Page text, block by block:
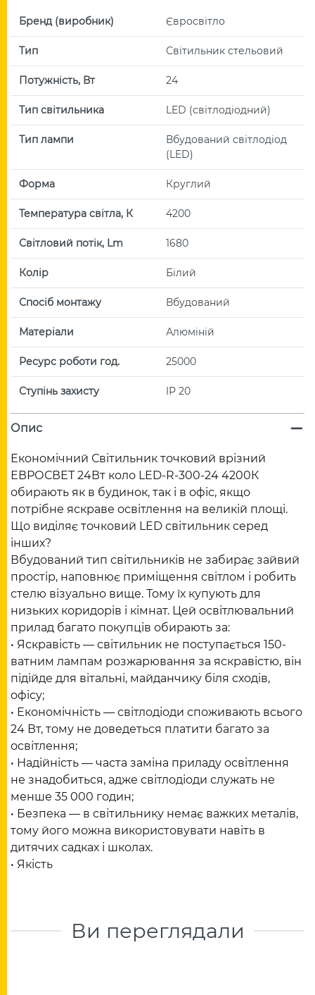
Бренд (виробник) Євросвітло
Тип Світильник стельовий
Потужність, Вт 24
Тип світильника LED (світлодіодний)
Тип лампи
Вбудований світлодіод
(LED)
Форма Круглий
Температура світла, К 4200
Світловий потік, Lm 1680
Колір Білий
Спосіб монтажу Вбудований
Матеріали Алюміній
Ресурс роботи год. 25000
Ступінь захисту IP 20
Опис
Економічний Світильник точковий врізний
ЕВРОСВЕТ 24Вт коло LED-R-300-24 4200К
обирають як в будинок, так і в офіс, якщо
потрібне яскраве освітлення на великій площі.
Що виділяє точковий LED світильник серед
інших?
Вбудований тип світильників не забирає зайвий
простір, наповнює приміщення світлом і робить
стелю візуально вище. Тому їх купують для
низьких коридорів і кімнат. Цей освітлювальний
прилад багато покупців обирають за:
• Яскравість — світильник не поступається 150-
ватним лампам розжарювання за яскравістю, він
підійде для вітальні, майданчику біля сходів,
офісу;
• Економічність — світлодіоди споживають всього
24 Вт, тому не доведеться платити багато за
освітлення;
• Надійність — часта заміна приладу освітлення
не знадобиться, адже світлодіоди служать не
менше 35 000 годин;
• Безпека — в світильнику немає важких металів,
тому його можна використовувати навіть в
дитячих садках і школах.
• Якість
Ви переглядали